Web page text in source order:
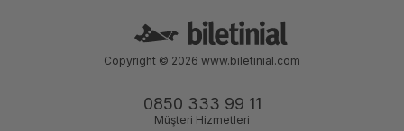
0850 333 99 11
Müşteri Hizmetleri
Copyright © 2026 www.biletinial.com